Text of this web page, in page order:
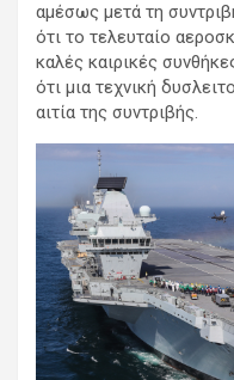
αμέσως μετά τη
ότι το τελευταίο
καλές καιρικές
ότι μια τεχνική
αιτία της συντριβής.